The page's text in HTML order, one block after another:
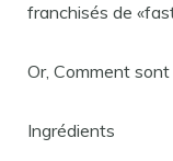
franchisés de
Or, Comment
Ingrédients